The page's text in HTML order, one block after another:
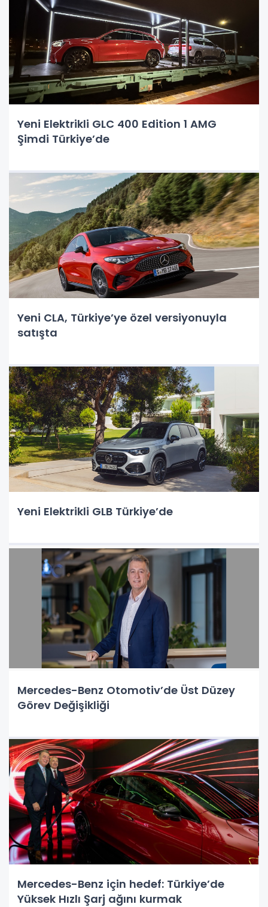
Yeni Elektrikli GLC 400 Edition 1 AMG
Şimdi Türkiye’de
Yeni CLA, Türkiye’ye özel versiyonuyla
satışta
Yeni Elektrikli GLB Türkiye’de
Mercedes-Benz Otomotiv’de Üst Düzey
Görev Değişikliği
Mercedes-Benz için hedef: Türkiye’de
Yüksek Hızlı Şarj ağını kurmak